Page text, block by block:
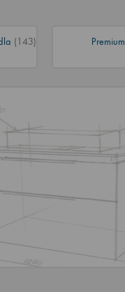
(143) Premium